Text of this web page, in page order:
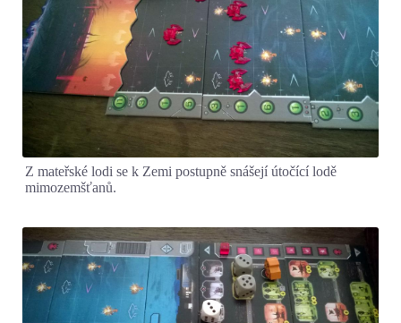
Z mateřské lodi se k Zemi postupně snášejí útočící lodě
mimozemšťanů.